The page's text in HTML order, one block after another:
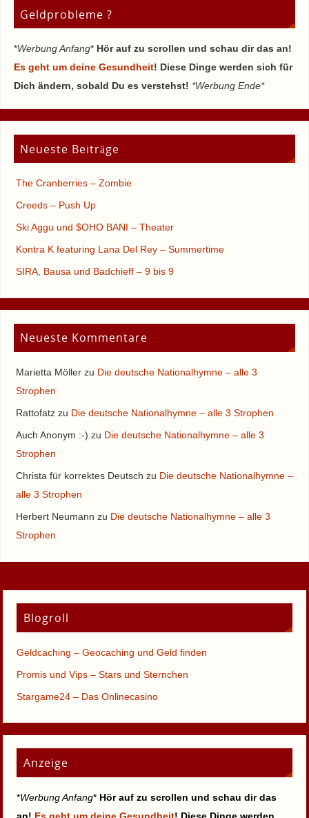
Geldprobleme ?
*Werbung Anfang* Hör auf zu scrollen und schau dir das an!
Es geht um deine Gesundheit! Diese Dinge werden sich für
Dich ändern, sobald Du es verstehst! *Werbung Ende*
Neueste Beiträge
The Cranberries – Zombie
Creeds – Push Up
Ski Aggu und $OHO BANI – Theater
Kontra K featuring Lana Del Rey – Summertime
SIRA, Bausa und Badchieff – 9 bis 9
Neueste Kommentare
Marietta Möllerzu Die deutsche Nationalhymne – alle 3
Strophen
Rattofatzzu Die deutsche Nationalhymne – alle 3 Strophen
Auch Anonym :-) zu Die deutsche Nationalhymne – alle 3
Strophen
Christa für korrektes Deutsch zu Die deutsche Nationalhymne –
alle 3 Strophen
Herbert Neumann zu Die deutsche Nationalhymne – alle 3
Strophen
Blogroll
Geldcaching – Geocaching und Geld finden
Promis und Vips – Stars und Sternchen
Stargame24 – Das Onlinecasino
Anzeige
*Werbung Anfang* Hör auf zu scrollen und schau dir das
an! Es geht um deine Gesundheit! Diese Dinge werden